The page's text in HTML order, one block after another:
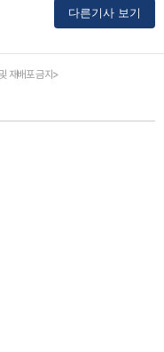
다른기사 보기
재배포 금지>